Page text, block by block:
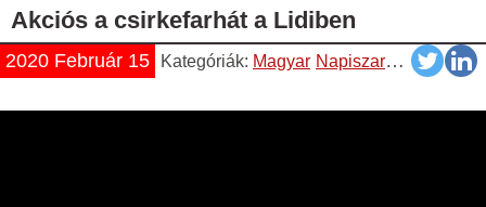
Akciós a csirkefarhát a Lidiben
2020 Február 15 Kategóriák: Magyar Napiszar Videók